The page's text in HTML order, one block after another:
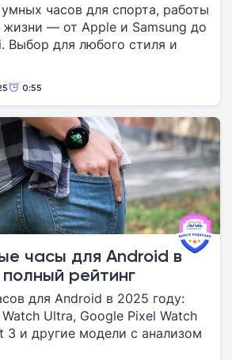
часов для спорта, работы
жизни — от Apple и Samsung до
Выбор для любого стиля и
0:55
часы для Android в
рейтинг
для Android в 2025 году:
Ultra, Google Pixel Watch
3 и другие модели с анализом